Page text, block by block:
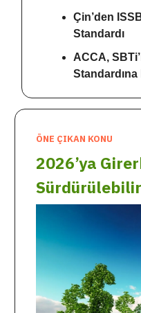
Çin’den
Standardı
ACCA,
ÖNE ÇIKAN KONU
2026’ya